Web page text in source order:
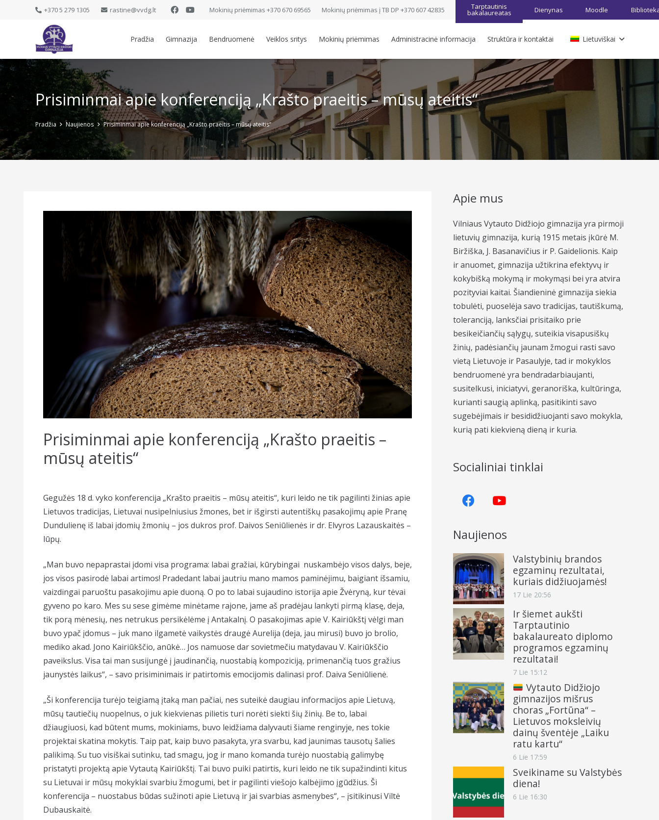
+370 5 279 1305 rastine@vvdg.lt Mokinių priėmimas +370 670 69565 Mokinių priėmimas į TB DP +370 607 42835 Tarptautinis
bakalaureatas Dienynas Moodle
Pradžia Gimnazija Bendruomenė Veiklos sritys Mokinių priėmimas Administracinė informacija Struktūra ir kontaktai Lietuviškai
Prisiminmai apie konferenciją „Krašto praeitis – mūsų ateitis“
Pradžia Naujienos Prisiminmai apie konferenciją „Krašto praeitis – mūsų ateitis“
Prisiminmai apie konferenciją „Krašto praeitis –
mūsų ateitis“
Gegužės 18 d. vyko konferencija „Krašto praeitis – mūsų ateitis“, kuri leido ne tik pagilinti žinias apie
Lietuvos tradicijas, Lietuvai nusipelniusius žmones, bet ir išgirsti autentiškų pasakojimų apie Pranę
Dundulienę iš labai įdomių žmonių – jos dukros prof. Daivos Seniūlienės ir dr. Elvyros Lazauskaitės –
lūpų.
„Man buvo nepaprastai įdomi visa programa: labai gražiai, kūrybingai nuskambėjo visos dalys, beje,
jos visos pasirodė labai artimos! Pradedant labai jautriu mano mamos paminėjimu, baigiant išsamiu,
vaizdingai paruoštu pasakojimu apie duoną. O po to labai sujaudino istorija apie Žvėryną, kur tėvai
gyveno po karo. Mes su sese gimėme minėtame rajone, jame aš pradėjau lankyti pirmą klasę, deja,
tik porą mėnesių, nes netrukus persikėlėme į Antakalnį. O pasakojimas apie V. Kairiūkštį vėlgi man
buvo ypač įdomus – juk mano ilgametė vaikystės draugė Aurelija (deja, jau mirusi) buvo jo brolio,
mediko akad. Jono Kairiūkščio, anūkė… Jos namuose dar sovietmečiu matydavau V. Kairiūkščio
paveikslus. Visa tai man susijungė į jaudinančią, nuostabią kompoziciją, primenančią tuos gražius
jaunystės laikus“, – savo prisiminimais ir patirtomis emocijomis dalinasi prof. Daiva Seniūlienė.
„Ši konferencija turėjo teigiamą įtaką man pačiai, nes suteikė daugiau informacijos apie Lietuvą,
mūsų tautiečių nuopelnus, o juk kiekvienas pilietis turi norėti siekti šių žinių. Be to, labai
džiaugiuosi, kad būtent mums, mokiniams, buvo leidžiama dalyvauti šiame renginyje, nes tokie
projektai skatina mokytis. Taip pat, kaip buvo pasakyta, yra svarbu, kad jaunimas tausotų šalies
palikimą. Su tuo visiškai sutinku, tad smagu, jog ir mano komanda turėjo nuostabią galimybę
pristatyti projektą apie Vytautą Kairiūkštį. Tai buvo puiki patirtis, kuri leido ne tik supažindinti kitus
su Lietuvai ir mūsų mokyklai svarbiu žmogumi, bet ir pagilinti viešojo kalbėjimo įgūdžius. Ši
konferencija – nuostabus būdas sužinoti apie Lietuvą ir jai svarbias asmenybes“, – įsitikinusi Viltė
Dubauskaitė.
Apie mus
Vilniaus Vytauto Didžiojo gimnazija yra pirmoji
lietuvių gimnazija, kurią 1915 metais įkūrė M.
Biržiška, J. Basanavičius ir P. Gaidelionis. Kaip
ir anuomet, gimnazija užtikrina efektyvų ir
kokybišką mokymą ir mokymąsi bei yra atvira
pozityviai kaitai. Šiandieninė gimnazija siekia
tobulėti, puoselėja savo tradicijas, tautiškumą,
toleranciją, lanksčiai prisitaiko prie
besikeičiančių sąlygų, suteikia visapusiškų
žinių, padėsiančių jaunam žmogui rasti savo
vietą Lietuvoje ir Pasaulyje, tad ir mokyklos
bendruomenė yra bendradarbiaujanti,
susitelkusi, iniciatyvi, geranoriška, kultūringa,
kurianti saugią aplinką, pasitikinti savo
sugebėjimais ir besididžiuojanti savo mokykla,
kurią pati kiekvieną dieną ir kuria.
Socialiniai tinklai
Naujienos
Valstybinių brandos
egzaminų rezultatai,
kuriais didžiuojamės!
17 Lie 20:56
Ir šiemet aukšti
Tarptautinio
bakalaureato diplomo
programos egzaminų
rezultatai!
7 Lie 15:12
Vytauto Didžiojo
gimnazijos mišrus
choras „Fortūna“ –
Lietuvos moksleivių
dainų šventėje „Laiku
ratu kartu“
6 Lie 17:59
Sveikiname su Valstybės
diena!
6 Lie 16:30